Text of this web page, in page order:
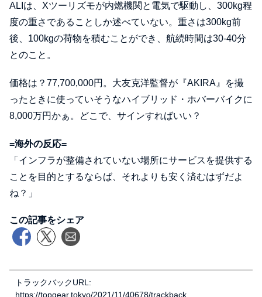
ALIは、Xツーリズモが内燃機関と電気で駆動し、300kg程
度の重さであることしか述べていない。重さは300kg前
後、100kgの荷物を積むことができ、航続時間は30-40分
とのこと。
価格は？77,700,000円。大友克洋監督が『AKIRA』を撮
ったときに使っていそうなハイブリッド・ホバーバイクに
8,000万円かぁ。どこで、サインすればいい？
=海外の反応=
「インフラが整備されていない場所にサービスを提供する
ことを目的とするならば、それよりも安く済むはずだよ
ね？」
この記事をシェア
トラックバックURL:
https://topgear.tokyo/2021/11/40678/trackback